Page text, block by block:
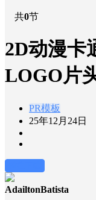
共0节
2D动漫卡
LOGO片
PR模板
25年12月24日
AdailtonBatista